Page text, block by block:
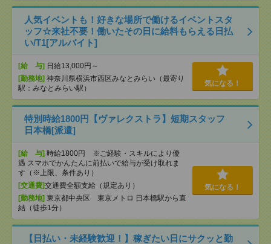
人気イベントも！好きな場所で働けるイベントスタ
ッフ☆来社不要！働いたその日に給料もらえる日払
い/T1[アルバイト]
[給 与] 日給13,000円～
[勤務地] 神奈川県横浜市西区みなとみらい（最寄り
駅：みなとみらい駅）
気になる！
特別時給1800円【ヴァレクストラ】短期スタッフ
日本橋[派遣]
[給 与] 時給1800円 ※ご経験・スキルにより優
遇 スマホでかんたんに前払いで給与が受け取れま
す（※上限、条件あり）
[交通費]交通費全額支給（規定あり）
[勤務地] 東京都中央区 東京メトロ 日本橋駅から直
結（徒歩1分）
気になる！
【日払い・未経験歓迎！】稼ぎたい日にサクッと勤